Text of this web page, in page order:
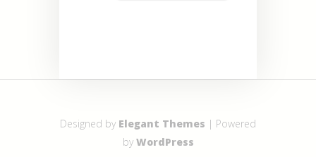
Designed by Elegant Themes | Powered
by WordPress